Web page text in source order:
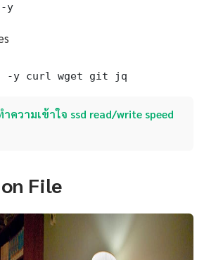
-y
-y curl wget git jq
ำความเข้าใจ ssd read/write speed
File